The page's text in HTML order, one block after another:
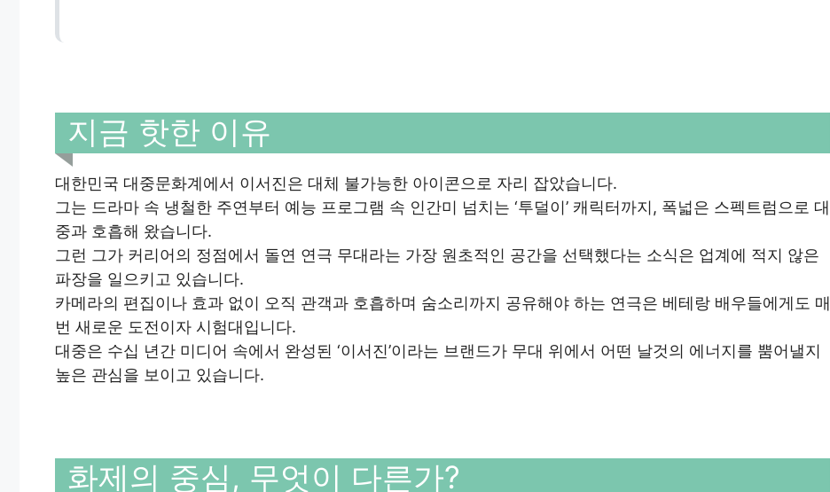
지금 핫한 이유
대한민국 대중문화계에서 이서진은 대체 불가능한 아이콘으로 자리 잡았습니다.
그는 드라마 속 냉철한 주연부터 예능 프로그램 속 인간미 넘치는 ‘투덜이’ 캐릭터까지, 폭넓은 스펙트럼으로 대
중과 호흡해 왔습니다.
그런 그가 커리어의 정점에서 돌연 연극 무대라는 가장 원초적인 공간을 선택했다는 소식은 업계에 적지 않은
파장을 일으키고 있습니다.
카메라의 편집이나 효과 없이 오직 관객과 호흡하며 숨소리까지 공유해야 하는 연극은 베테랑 배우들에게도 매
번 새로운 도전이자 시험대입니다.
대중은 수십 년간 미디어 속에서 완성된 ‘이서진’이라는 브랜드가 무대 위에서 어떤 날것의 에너지를 뿜어낼지
높은 관심을 보이고 있습니다.
화제의 중심, 무엇이 다른가?